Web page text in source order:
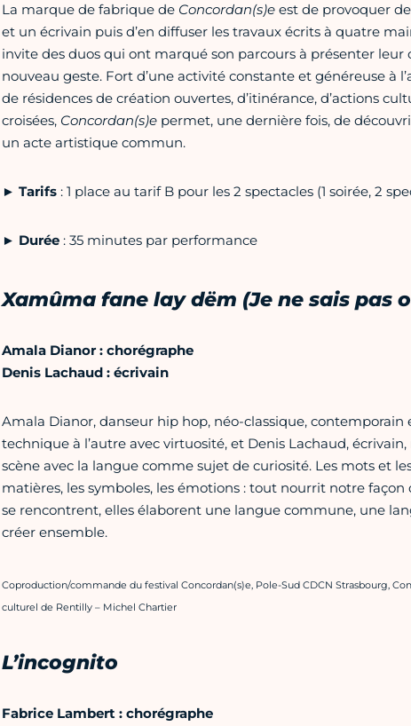
La marque de fabrique de Concordan(s)eest de provoquer
et un écrivain puis d’en diffuser les travaux écrits à quatre
invite des duos qui ont marqué son parcours à présenter leur
nouveau geste. Fort d’une activité constante et généreuse à
de résidences de création ouvertes, d’itinérance, d’actions
croisées, Concordan(s)epermet, une dernière fois, de
un acte artistique commun.
► Tarifs: 1 place au tarif B pour les 2 spectacles (1 soirée, 2
► Durée: 35 minutes par performance
Xamûma fane lay dëm (Je ne sais pas
Amala Dianor : chorégraphe
Denis Lachaud : écrivain
Amala Dianor, danseur hip hop, néo-classique,
technique à l’autre avec virtuosité, et Denis Lachaud,
scène avec la langue comme sujet de curiosité. Les mots et
matières, les symboles, les émotions : tout nourrit notre
se rencontrent, elles élaborent une langue commune, une
créer ensemble.
Coproduction/commande du festival Concordan(s)e, Pole-Sud CDCN Strasbourg,
culturel de Rentilly – Michel Chartier
L’incognito
Fabrice Lambert : chorégraphe